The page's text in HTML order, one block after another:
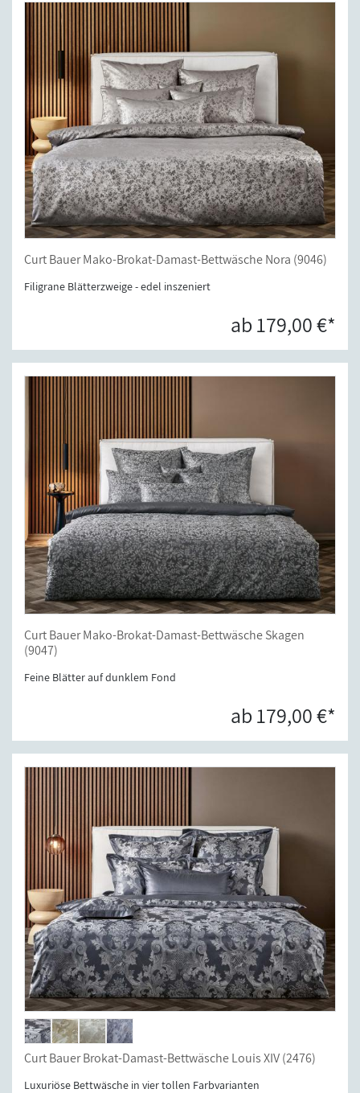
Curt Bauer Mako-Brokat-Damast-Bettwäsche Nora (9046)
Filigrane Blätterzweige - edel inszeniert
ab 179,00 €*
Curt Bauer Mako-Brokat-Damast-Bettwäsche Skagen
(9047)
Feine Blätter auf dunklem Fond
ab 179,00 €*
Curt Bauer Brokat-Damast-Bettwäsche Louis XIV (2476)
Luxuriöse Bettwäsche in vier tollen Farbvarianten